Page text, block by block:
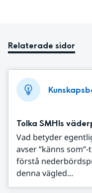
Relaterade sidor
Tolka SMHIs
Vad betyder
avser ”känns
förstå
denna vägled...